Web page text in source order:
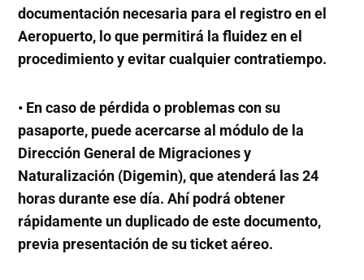
documentación necesaria para el registro en el
Aeropuerto, lo que permitirá la fluidez en el
procedimiento y evitar cualquier contratiempo.
• En caso de pérdida o problemas con su
pasaporte, puede acercarse al módulo de la
Dirección General de Migraciones y
Naturalización (Digemin), que atenderá las 24
horas durante ese día. Ahí podrá obtener
rápidamente un duplicado de este documento,
previa presentación de su ticket aéreo.